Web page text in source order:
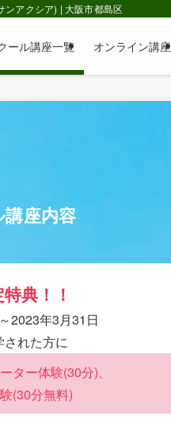
ンアクシア) | 大阪市都島区
ール講座一覧 オンライン講座
座内容
典！！
2023年3月31日
れた方に
ター体験(30分)、
(30分無料)